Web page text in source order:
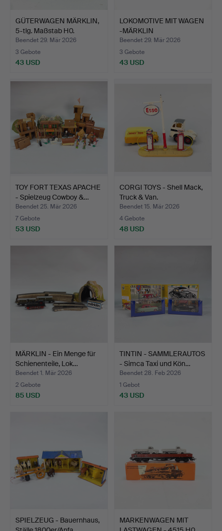
GÜTERWAGEN MÄRKLIN,
5-tlg. Maßstab H0.
Beendet 29. Mär 2026
3 Gebote
43 USD
LOKOMOTIVE MIT WAGEN
-MÄRKLIN
Dampflokomot…
Beendet 29. Mär 2026
3 Gebote
43 USD
TOY FORT TEXAS APACHE
- Spielzeug Cowboy &…
Beendet 25. Mär 2026
7 Gebote
53 USD
CORGI TOYS - Shell Mack,
Truck & Van.
Beendet 15. Mär 2026
4 Gebote
48 USD
MÄRKLIN - Ein Menge für
Schienenteile, Lok…
Beendet 1. Mär 2026
2 Gebote
85 USD
TINTIN - SAMMLERAUTOS
- Simca Taxi und Kön…
Beendet 28. Feb 2026
1 Gebot
43 USD
SPIELZEUG - Bauernhaus,
MARKENWAGEN MIT